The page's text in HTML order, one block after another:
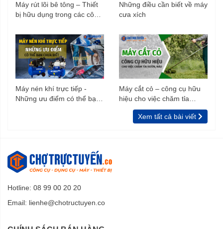
Máy rút lõi bê tông – Thiết
bị hữu dụng trong các công
Những điều cần biết về máy
cưa xích
Máy nén khí trực tiếp -
Những ưu điểm có thể bạn
Máy cắt cỏ – công cụ hữu
hiệu cho việc chăm tỉa
vườn, rào
Xem tất cả bài viết
Hotline: 08 99 00 20 20
Email: lienhe@chotructuyen.co